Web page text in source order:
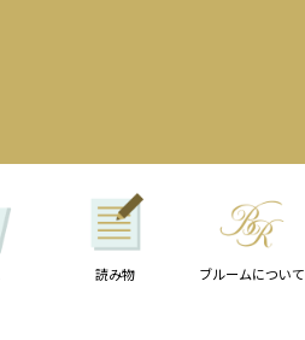
読み物 ブルームについて